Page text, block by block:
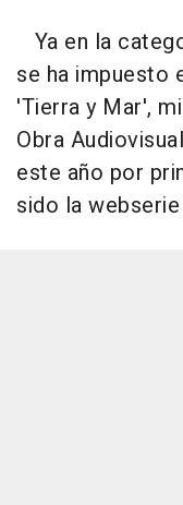
Ya en la
se ha impuesto
'Tierra y Mar',
Obra
este año por
sido la